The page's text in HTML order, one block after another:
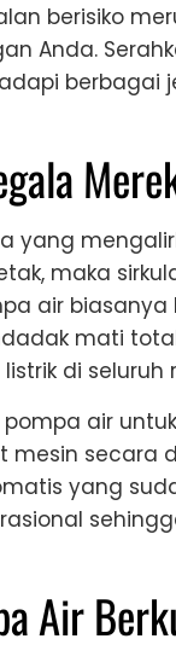
berisiko
Anda.
berbagai
yang
maka
air
mati
di seluruh
air
mesin secara
yang
Air